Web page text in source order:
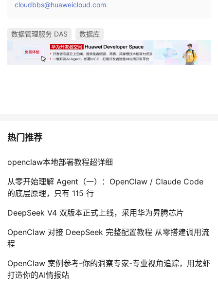
子
直
播
的
活
动
我
的
关
课
程
的
认
证
我
的
实
我
的
术
支
持
云
声
建
cloudbbs@huaweicloud.com
数据管理服务 DAS 数据库
热门推荐
openclaw本地部署教程超详细
从零开始理解 Agent（一）：OpenClaw / Claude Code
的底层原理，只有 115 行
DeepSeek V4 双版本正式上线，采用华为昇腾芯片
OpenClaw 对接 DeepSeek 完整配置教程 从零搭建调用流
程
OpenClaw 案例参考-你的洞察专家-专业视角追踪，用龙虾
打造你的AI情报站